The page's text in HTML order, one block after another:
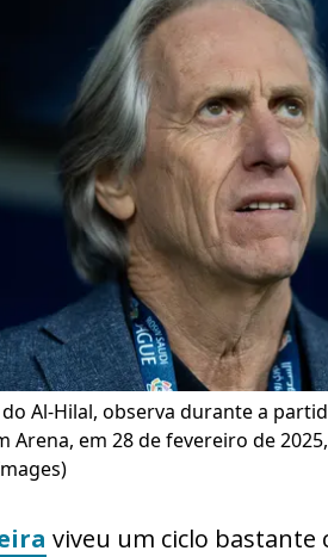
Al-Hilal, observa durante a
Arena, em 28 de fevereiro de
viveu um ciclo